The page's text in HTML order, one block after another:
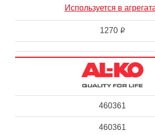
Используется в
1270 i
460361
460361